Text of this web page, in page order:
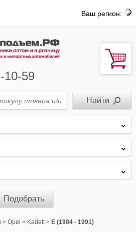
Ваш регион:
10-59
Подобрать
> Opel > Kadett > E (1984 - 1991)